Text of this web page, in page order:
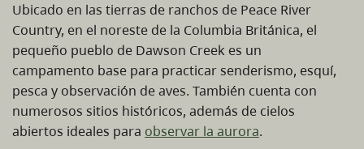
Ubicado en las tierras de ranchos de Peace River
Country, en el noreste de la Columbia Británica, el
pequeño pueblo de Dawson Creek es un
campamento base para practicar senderismo, esquí,
pesca y observación de aves. También cuenta con
numerosos sitios históricos, además de cielos
abiertos ideales para observar la aurora.